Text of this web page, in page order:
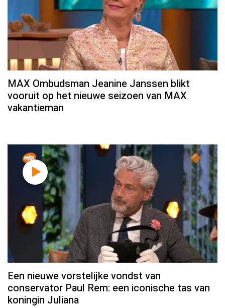
MAX Ombudsman Jeanine Janssen blikt
vooruit op het nieuwe seizoen van MAX
vakantieman
Een nieuwe vorstelijke vondst van
conservator Paul Rem: een iconische tas van
koningin Juliana